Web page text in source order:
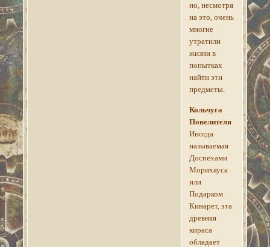
но, несмотря
на это, очень
многие
утратили
жизни в
попытках
найти эти
предметы.
Кольчуга
Повелителя
Иногда
называемая
Доспехами
Морихауса
или
Подарком
Кинарет, эта
древняя
кираса
обладает